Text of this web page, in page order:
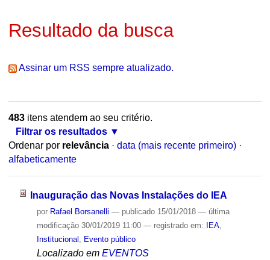
Resultado da busca
Assinar um RSS sempre atualizado.
483itens atendem ao seu critério.
Filtrar os resultados
Ordenar por relevância · data (mais recente primeiro) ·
alfabeticamente
Inauguração das Novas Instalações do IEA
por Rafael Borsanelli — publicado15/01/2018 — última
modificação30/01/2019 11:00 — registrado em: IEA,
Institucional
Evento público
Localizado em EVENTOS